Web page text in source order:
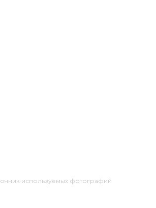
используемых фотографий